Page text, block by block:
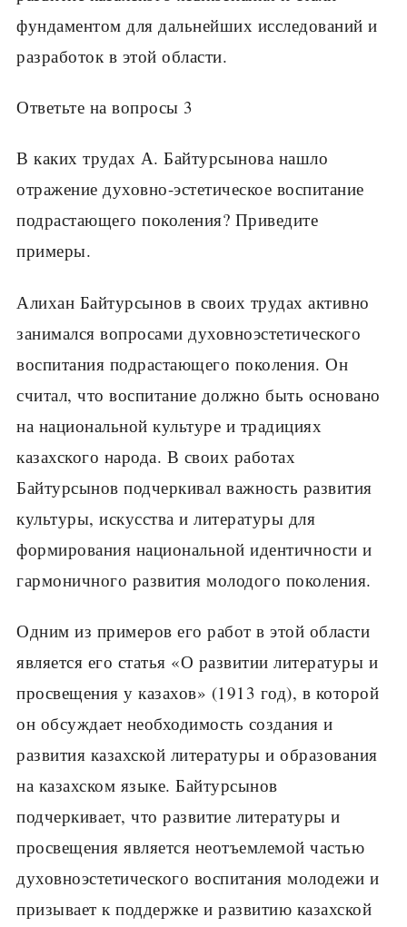
фундаментом для дальнейших исследований и
разработок в этой области.
Ответьте на вопросы 3
В каких трудах А. Байтурсынова нашло
отражение духовно-эстетическое воспитание
подрастающего поколения? Приведите
примеры.
Алихан Байтурсынов в своих трудах активно
занимался вопросами духовноэстетического
воспитания подрастающего поколения. Он
считал, что воспитание должно быть основано
на национальной культуре и традициях
казахского народа. В своих работах
Байтурсынов подчеркивал важность развития
культуры, искусства и литературы для
формирования национальной идентичности и
гармоничного развития молодого поколения.
Одним из примеров его работ в этой области
является его статья «О развитии литературы и
просвещения у казахов» (1913 год), в которой
он обсуждает необходимость создания и
развития казахской литературы и образования
на казахском языке. Байтурсынов
подчеркивает, что развитие литературы и
просвещения является неотъемлемой частью
духовноэстетического воспитания молодежи и
призывает к поддержке и развитию казахской